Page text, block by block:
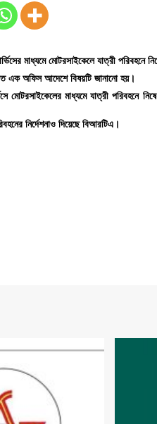
মাধ্যমে মোটরসাইকেলে যাত্রী পরিবহনে
এক অফিস আদেশে বিষয়টি জানানো হয়।
মোটরসাইকেলের মাধ্যমে যাত্রী পরিবহনে
নির্দেশনাও দিয়েছে বিআরটিএ।